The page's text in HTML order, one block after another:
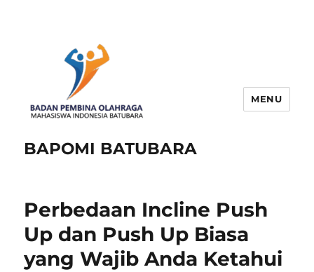
BAPOMI BATUBARA
MENU
Perbedaan Incline Push
Up dan Push Up Biasa
yang Wajib Anda Ketahui